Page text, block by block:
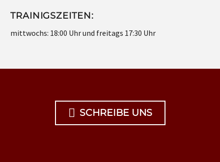
TRAINIGSZEITEN:
mittwochs: 18:00 Uhr und freitags 17:30 Uhr
 SCHREIBE UNS